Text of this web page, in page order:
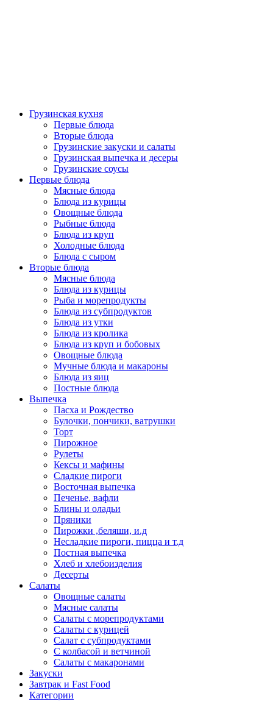
Грузинская кухня
Первые блюда
Вторые блюда
Грузинские закуски и салаты
Грузинская выпечка и десеры
Грузинские соусы
Первые блюда
Мясные блюда
Блюда из курицы
Овощные блюда
Рыбные блюда
Блюда из круп
Холодные блюда
Блюда с сыром
Вторые блюда
Мясные блюда
Блюда из курицы
Рыба и морепродукты
Блюда из субпродуктов
Блюда из утки
Блюда из кролика
Блюда из круп и бобовых
Овощные блюда
Мучные блюда и макароны
Блюда из яиц
Постные блюда
Выпечка
Пасха и Рождество
Булочки, пончики, ватрушки
Торт
Пирожное
Рулеты
Кексы и мафины
Сладкие пироги
Восточная выпечка
Печенье, вафли
Блины и оладьи
Пряники
Пирожки ,беляши, и.д
Несладкие пироги, пицца и т.д
Постная выпечка
Хлеб и хлебоизделия
Десерты
Салаты
Овощные салаты
Мясные салаты
Салаты с морепродуктами
Салаты с курицей
Салат с субпродуктами
С колбасой и ветчиной
Салаты с макаронами
Закуски
Завтрак и Fast Food
Категории